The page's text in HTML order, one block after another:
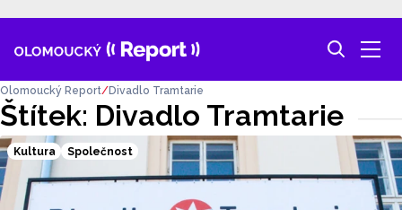
Štítek: Divadlo Tramtarie
Olomoucký Report Divadlo Tramtarie
Kultura Společnost